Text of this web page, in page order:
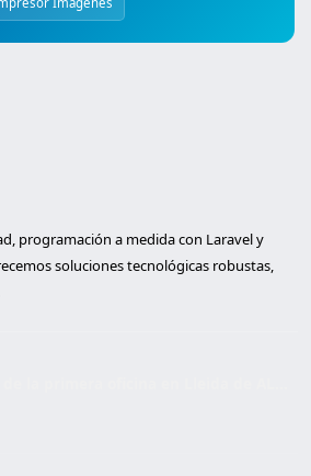
programación a medida con Laravel y
soluciones tecnológicas robustas,